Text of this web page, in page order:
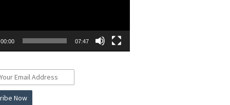
00:00 07:47